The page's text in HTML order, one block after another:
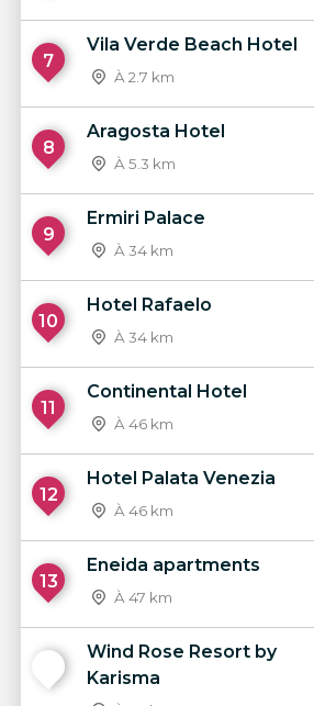
7
Vila Verde Beach Hotel
À 2.7 km
8
Aragosta Hotel
À 5.3 km
9
Ermiri Palace
À 34 km
10
Hotel Rafaelo
À 34 km
11
Continental Hotel
À 46 km
12
Hotel Palata Venezia
À 46 km
13
Eneida apartments
À 47 km
Wind Rose Resort by
Karisma